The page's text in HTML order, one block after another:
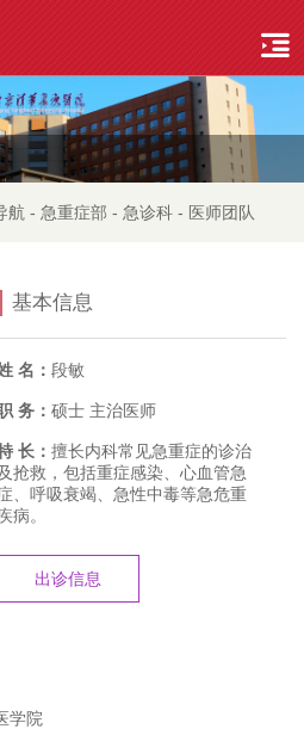
航 - 急重症部 - 急诊科 - 医师团队
基本信息
名： 段敏
务： 硕士 主治医师
长： 擅长内科常见急重症的诊治
抢救，包括重症感染、心血管急
、呼吸衰竭、急性中毒等急危重
病。
出诊信息
学院